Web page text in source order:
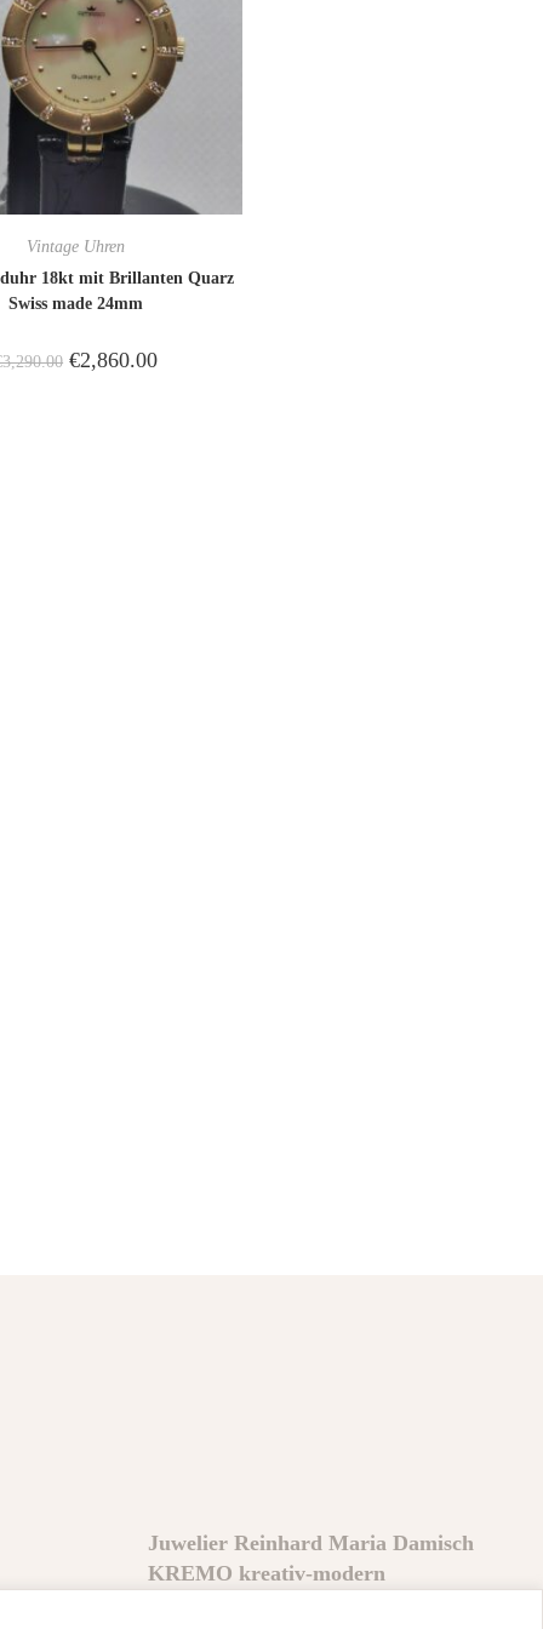
Vintage Uhren
18kt mit Brillanten Quarz
Swiss made 24mm
3,290.00 €2,860.00
Juwelier Reinhard Maria Damisch
KREMO kreativ-modern